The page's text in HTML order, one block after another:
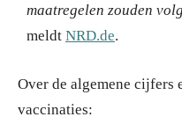
maatregelen zouden
meldt NRD.de.
Over de algemene cijfers
vaccinaties: